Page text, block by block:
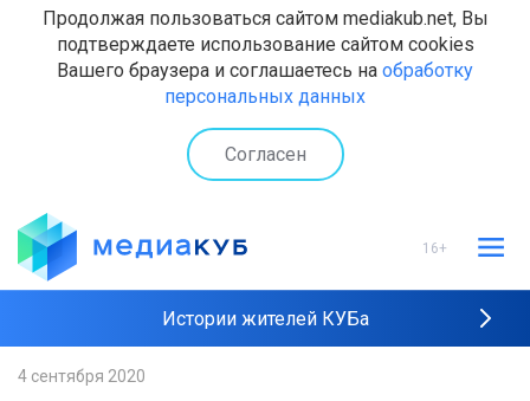
Продолжая пользоваться сайтом mediakub.net, Вы
подтверждаете использование сайтом cookies
Вашего браузера и соглашаетесь на обработку
персональных данных
Согласен
16+
Истории жителей КУБа
4 сентября 2020